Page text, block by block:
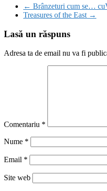
← Brânzeturi cum se…
Treasures of the East →
Lasă un răspuns
Adresa ta de email nu va fi
Comentariu *
Nume *
Email *
Site web